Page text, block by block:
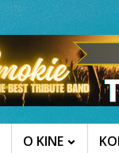
O KINE